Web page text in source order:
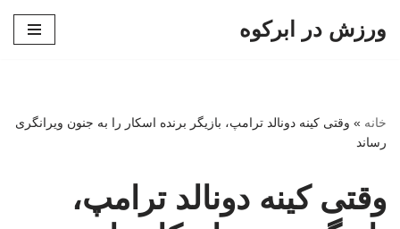
ورزش در ابرکوه
خانه » وقتی کینه دونالد ترامپ، بازیگر برنده اسکار را به جنون ویرانگری
رساند
وقتی کینه دونالد ترامپ،